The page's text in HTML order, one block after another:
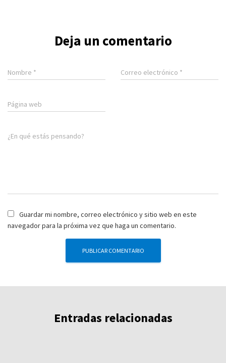
Deja un comentario
Nombre * Correo electrónico *
Página web
¿En qué estás pensando?
Guardar mi nombre, correo electrónico y sitio web en este
navegador para la próxima vez que haga un comentario.
Entradas relacionadas